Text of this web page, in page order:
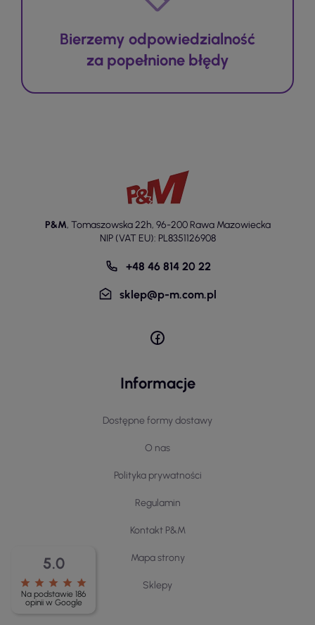
Bierzemy odpowiedzialność
za popełnione błędy
P&M, Tomaszowska 22h, 96-200 Rawa Mazowiecka
NIP (VAT EU): PL8351126908
+48 46 814 20 22
sklep@p-m.com.pl
Informacje
Dostępne formy dostawy
O nas
Polityka prywatności
Regulamin
Kontakt P&M
Mapa strony
Sklepy
5.0
star star star star star
Na podstawie 186
opinii w Google